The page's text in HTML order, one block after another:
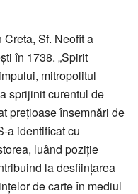
Sf. Neofit a
în 1738. „Spirit
mitropolitul
sprijinit curentul de
prețioase însemnări de
a identificat cu
luând poziție
la desființarea
de carte în mediul